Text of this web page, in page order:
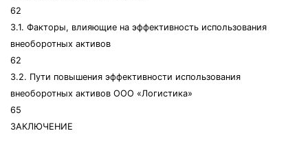
62
3.1. Факторы, влияющие на эффективность использования
внеоборотных активов
62
3.2. Пути повышения эффективности использования
внеоборотных активов ООО «Логистика»
65
ЗАКЛЮЧЕНИЕ